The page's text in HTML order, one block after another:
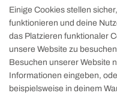
Einige Cookies stellen
funktionieren und deine
das Platzieren funktionaler
unsere Website zu
Besuchen unserer Website
Informationen eingeben,
beispielsweise in deinem